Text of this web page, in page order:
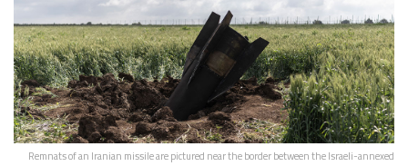
Remnats of an Iranian missile are pictured near the border between the Israeli-annexed